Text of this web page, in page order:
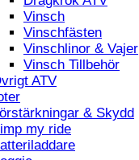
Vinsch
Vinschfästen
Vinschlinor & Vajer
Vinsch Tillbehör
ATV
& Skydd
my ride